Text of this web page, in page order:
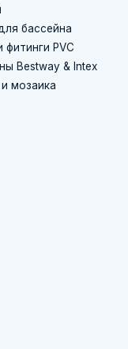
бассейна
фитинги PVC
Bestway & Intex
мозаика